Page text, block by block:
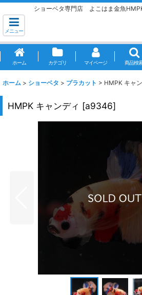
ショーベタ専門店 よこはま金魚
メニュー
ホーム カテゴリ マイページ 商品検
ホーム > ショーベタ > プラカット > HMPK キャ
HMPK キャンディ [a9346]